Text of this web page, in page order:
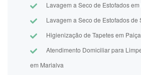
Lavagem a Seco de Estofados
Lavagem a Seco de Estofados de
Higienização de Tapetes em
Atendimento Domiciliar para
em Marialva